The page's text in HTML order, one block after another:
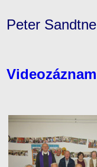
Peter
Videozáznam